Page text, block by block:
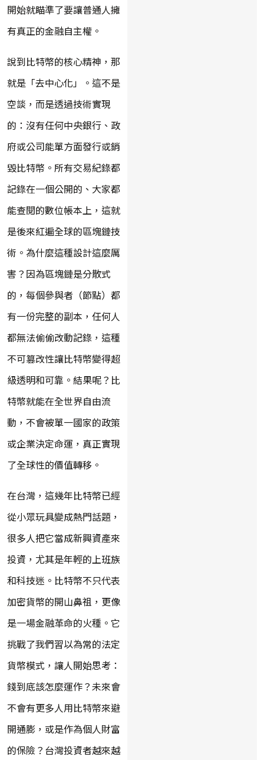
開始就瞄準了要讓普通人擁
有真正的金融自主權。
說到比特幣的核心精神，那
就是「去中心化」。這不是
空談，而是透過技術實現
的：沒有任何中央銀行、政
府或公司能單方面發行或銷
毀比特幣。所有交易紀錄都
記錄在一個公開的、大家都
能查閱的數位帳本上，這就
是後來紅遍全球的區塊鏈技
術。為什麼這種設計這麼厲
害？因為區塊鏈是分散式
的，每個參與者（節點）都
有一份完整的副本，任何人
都無法偷偷改動記錄，這種
不可篡改性讓比特幣變得超
級透明和可靠。結果呢？比
特幣就能在全世界自由流
動，不會被單一國家的政策
或企業決定命運，真正實現
了全球性的價值轉移。
在台灣，這幾年比特幣已經
從小眾玩具變成熱門話題，
很多人把它當成新興資產來
投資，尤其是年輕的上班族
和科技迷。比特幣不只代表
加密貨幣的開山鼻祖，更像
是一場金融革命的火種。它
挑戰了我們習以為常的法定
貨幣模式，讓人開始思考：
錢到底該怎麼運作？未來會
不會有更多人用比特幣來避
開通膨，或是作為個人財富
的保險？台灣投資者越來越